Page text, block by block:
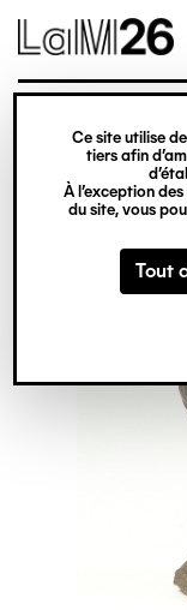
Gestion des
Ce site utilise
tiers afin
À l’exception
du site, vous
Tout
contenu